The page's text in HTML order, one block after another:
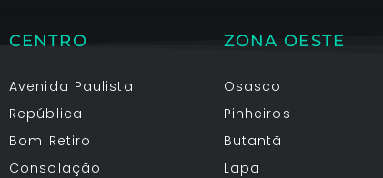
CENTRO
Avenida Paulista
República
Bom Retiro
Consolação
ZONA OESTE
Osasco
Pinheiros
Butantã
Lapa